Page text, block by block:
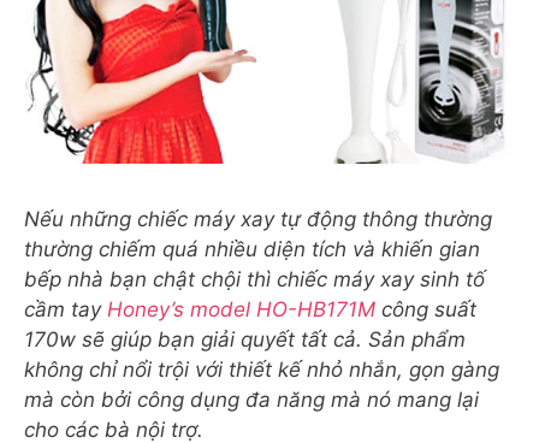
Nếu những chiếc máyxaytự động thông thường
thường chiếm quá nhiều diện tích và khiến gian
bếp nhà bạn chật chội thì chiếc máy xay sinh tố
cầm tay Honey’s model HO-HB171M công suất
170w sẽ giúp bạn giải quyết tất cả. Sản phẩm
không chỉ nổi trội với thiết kế nhỏ nhắn, gọn gàng
mà còn bởi công dụng đa năng mà nó mang lại
cho các bà nội trợ.